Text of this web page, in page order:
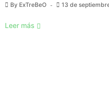
By ExTreBeO 13 de
Leer más